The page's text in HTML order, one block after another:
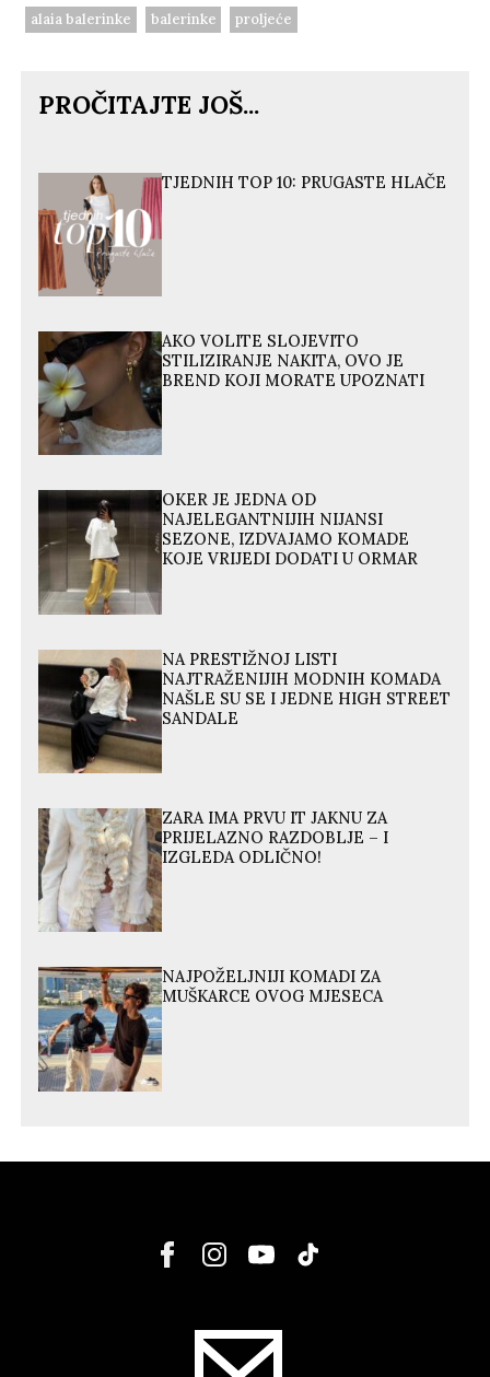
alaia balerinke balerinke proljeće
PROČITAJTE JOŠ...
TJEDNIH TOP 10: PRUGASTE HLAČE
AKO VOLITE SLOJEVITO
STILIZIRANJE NAKITA, OVO JE
BREND KOJI MORATE UPOZNATI
OKER JE JEDNA OD
NAJELEGANTNIJIH NIJANSI
SEZONE, IZDVAJAMO KOMADE
KOJE VRIJEDI DODATI U ORMAR
NA PRESTIŽNOJ LISTI
NAJTRAŽENIJIH MODNIH KOMADA
NAŠLE SU SE I JEDNE HIGH STREET
SANDALE
ZARA IMA PRVU IT JAKNU ZA
PRIJELAZNO RAZDOBLJE – I
IZGLEDA ODLIČNO!
NAJPOŽELJNIJI KOMADI ZA
MUŠKARCE OVOG MJESECA